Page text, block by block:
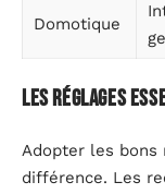
Domotique
Les réglages
Adopter les
différence. Les